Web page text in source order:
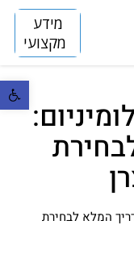
פתח
מידע
מקצועי
המלא לבחירת